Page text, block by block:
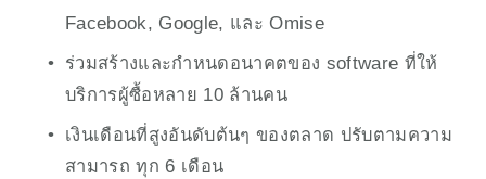
Facebook, Google, และ Omise
ร่วมสร้างและกำหนดอนาคตของ software ที่ให้
บริการผู้ซื้อหลาย 10 ล้านคน
เงินเดือนที่สูงอันดับต้นๆ ของตลาด ปรับตามความ
สามารถ ทุก 6 เดือน